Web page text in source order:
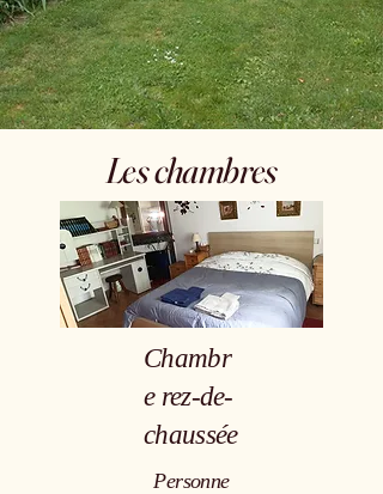
Les chambres
Chambr
e rez-de-
chaussée
Personne